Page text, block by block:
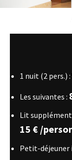
1 nuit (2 pers.) :
Les suivantes :
Lit
15 € /
Petit-déjeuner